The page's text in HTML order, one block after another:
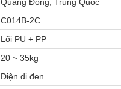
C014B-2C
Lõi PU + PP
20 ~ 35kg
Điện di đen